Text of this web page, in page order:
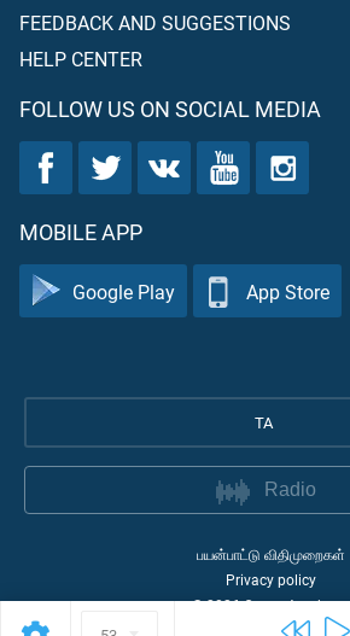
FEEDBACK AND SUGGESTIONS
HELP CENTER
FOLLOW US ON SOCIAL MEDIA
MOBILE APP
Google Play App Store
TA
Radio
பயன்பாட்டு விதிமுறைகள்
Privacy policy
©2026Quran Academy